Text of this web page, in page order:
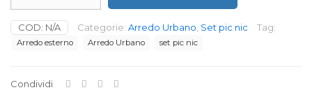
COD: N/A Categorie: Arredo Urbano Set pic nic Tag:
Arredo esterno Arredo Urbano set pic nic
Condividi